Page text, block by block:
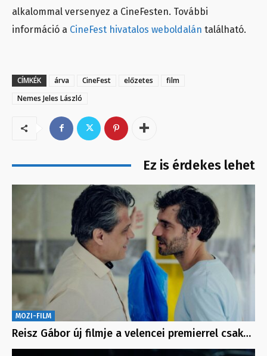
alkalommal versenyez a CineFesten. További
információ a CineFest hivatalos weboldalán található.
CÍMKÉK árva CineFest előzetes
film
Nemes Jeles László
Ez is érdekes lehet
MOZI-FILM
Reisz Gábor új filmje a velencei premierrel csak…